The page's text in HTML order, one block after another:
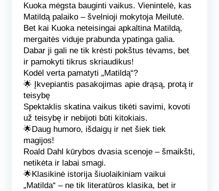
Kuoka mėgsta bauginti vaikus. Vienintelė, kas
Matildą palaiko – švelnioji mokytoja Meilutė.
Bet kai Kuoka neteisingai apkaltina Matildą,
mergaitės viduje prabunda ypatinga galia.
Dabar ji gali ne tik krėsti pokštus tėvams, bet
ir pamokyti tikrus skriaudikus!
Kodėl verta pamatyti „Matildą“?
🌟 Įkvepiantis pasakojimas apie drąsą, protą ir
teisybę
Spektaklis skatina vaikus tikėti savimi, kovoti
už teisybę ir nebijoti būti kitokiais.
🌟Daug humoro, išdaigų ir net šiek tiek
magijos!
Roald Dahl kūrybos dvasia scenoje – šmaikšti,
netikėta ir labai smagi.
🌟Klasikinė istorija šiuolaikiniam vaikui
„Matilda“ – ne tik literatūros klasika, bet ir